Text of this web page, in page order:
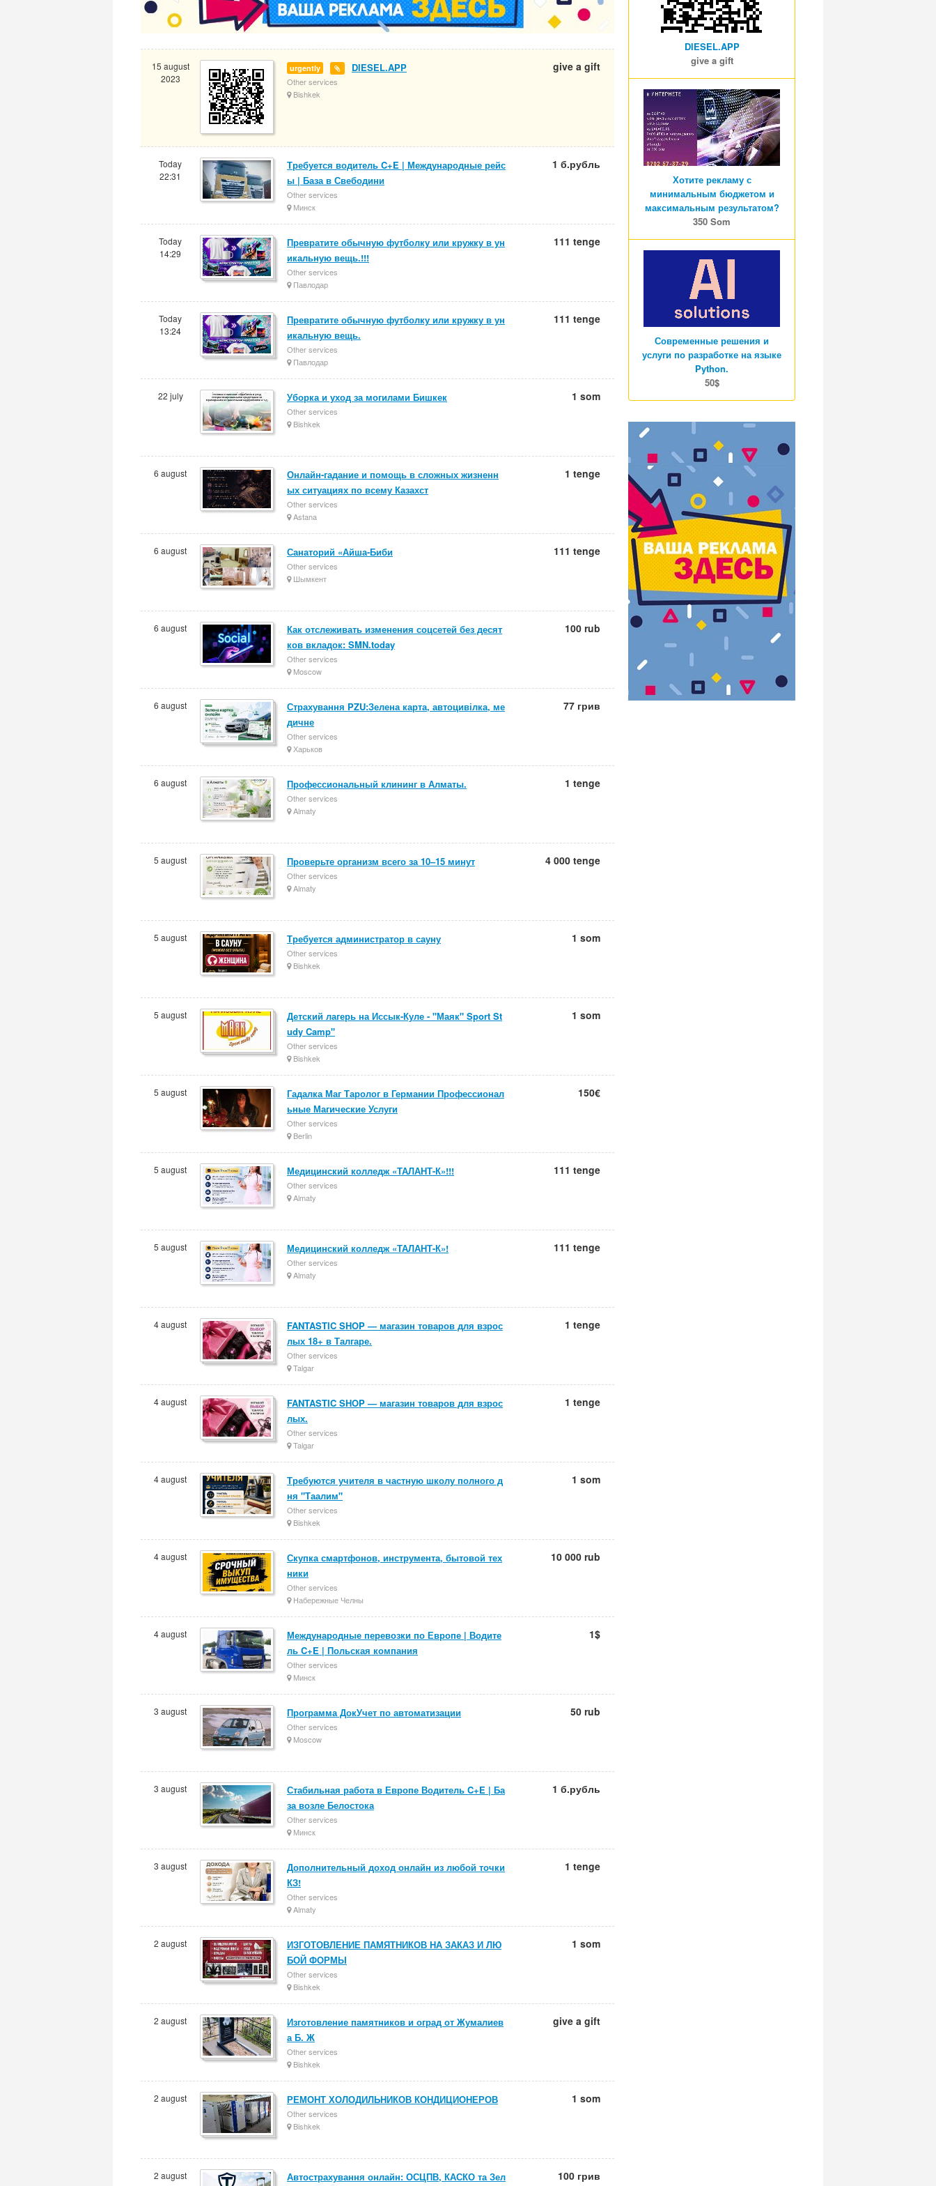
15 august
2023
urgently DIESEL.APP
Other services
Bishkek
give a gift
Today
22:31
Требуется водитель C+E | Международные рейс
ы | База в Свебодини
Other services
Минск
1 б.рубль
Today
14:29
Превратите обычную футболку или кружку в ун
икальную вещь.!!!
Other services
Павлодар
111 tenge
Today
13:24
Превратите обычную футболку или кружку в ун
икальную вещь.
Other services
Павлодар
111 tenge
22 july Уборка и уход за могилами Бишкек
Other services
Bishkek
1 som
6 august
Онлайн-гадание и помощь в сложных жизненн
ых ситуациях по всему Казахст
Other services
Astana
1 tenge
6 august Санаторий «Айша-Биби
Other services
Шымкент
111 tenge
6 august
Как отслеживать изменения соцсетей без десят
ков вкладок: SMN.today
Other services
Moscow
100 rub
6 august
Страхування PZU:Зелена карта, автоцивілка, ме
дичне
Other services
Харьков
77 грив
6 august Профессиональный клининг в Алматы.
Other services
Almaty
1 tenge
5 august Проверьте организм всего за 10–15 минут
Other services
Almaty
4 000 tenge
5 august Требуется администратор в сауну
Other services
Bishkek
1 som
5 august
Детский лагерь на Иссык-Куле - "Маяк" Sport St
udy Camp"
Other services
Bishkek
1 som
5 august
Гадалка Маг Таролог в Германии Профессионал
ьные Магические Услуги
Other services
Berlin
150€
5 august Медицинский колледж «ТАЛАНТ-К»!!!
Other services
Almaty
111 tenge
5 august Медицинский колледж «ТАЛАНТ-К»!
Other services
Almaty
111 tenge
4 august
FANTASTIC SHOP — магазин товаров для взрос
лых 18+ в Талгаре.
Other services
Talgar
1 tenge
4 august
FANTASTIC SHOP — магазин товаров для взрос
лых.
Other services
Talgar
1 tenge
4 august
Требуются учителя в частную школу полного д
ня "Таалим"
Other services
Bishkek
1 som
4 august
Скупка смартфонов, инструмента, бытовой тех
ники
Other services
Набережные Челны
10 000 rub
4 august
Международные перевозки по Европе | Водите
ль C+E | Польская компания
Other services
Минск
1$
3 august Программа ДокУчет по автоматизации
Other services
Moscow
50 rub
3 august
Стабильная работа в Европе Водитель C+E | Ба
за возле Белостока
Other services
Минск
1 б.рубль
3 august
Дополнительный доход онлайн из любой точки
КЗ!
Other services
Almaty
1 tenge
2 august
ИЗГОТОВЛЕНИЕ ПАМЯТНИКОВ НА ЗАКАЗ И ЛЮ
БОЙ ФОРМЫ
Other services
Bishkek
1 som
2 august
Изготовление памятников и оград от Жумалиев
а Б. Ж
Other services
Bishkek
give a gift
2 august РЕМОНТ ХОЛОДИЛЬНИКОВ КОНДИЦИОНЕРОВ
Other services
Bishkek
1 som
2 august
Автострахування онлайн: ОСЦПВ, КАСКО та Зел
100 грив
DIESEL.APP
give a gift
Хотите рекламу с
минимальным бюджетом и
максимальным результатом?
350 Som
Современные решения и
услуги по разработке на языке
Python.
50$